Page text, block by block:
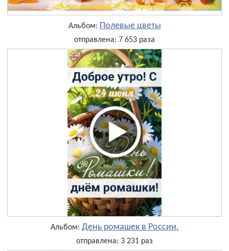
Альбом: Полевые цветы
отправлена: 7 653 раза
Альбом: День ромашек в России.
отправлена: 3 231 раз